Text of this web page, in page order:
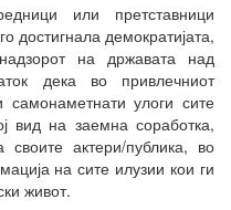
или претставници
достигнала демократијата,
на државата над
дека во привлечниот
улоги сите
вид на заемна соработка,
актери/публика, во
на сите илузии кои ги
живот.